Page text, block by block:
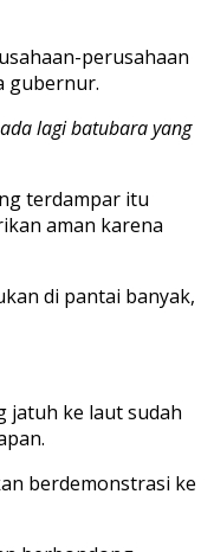
perusahaan
gubernur.
lagi batubara yang
terdampar itu
aman karena
di pantai banyak,
jatuh ke laut sudah
berdemonstrasi ke